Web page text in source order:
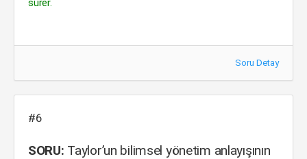
sürer.
Soru Detay
#6
SORU: Taylor’un bilimsel yönetim anlayışının